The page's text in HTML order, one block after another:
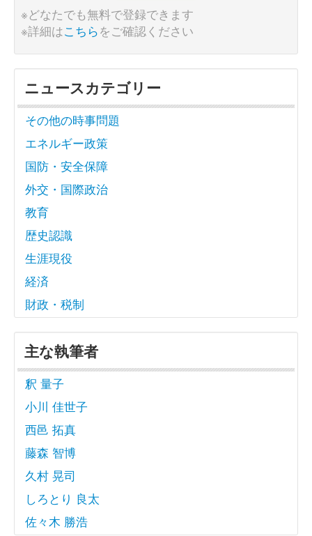
※どなたでも無料で登録できます
※詳細はこちらをご確認ください
ニュースカテゴリー
その他の時事問題
エネルギー政策
国防・安全保障
外交・国際政治
教育
歴史認識
生涯現役
経済
財政・税制
主な執筆者
釈 量子
小川 佳世子
西邑 拓真
藤森 智博
久村 晃司
しろとり 良太
佐々木 勝浩